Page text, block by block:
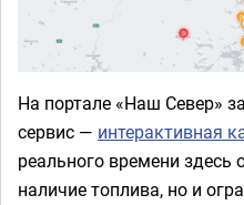
На портале «Наш Север»
сервис — интерактивная
реального времени здесь
наличие топлива, но и